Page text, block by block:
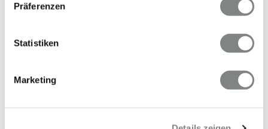
Präferenzen
Statistiken
Marketing
Eppstein Flörsheim am Main
Neckarsteinach
Wilhelmsfeld
Mainz-Kastel